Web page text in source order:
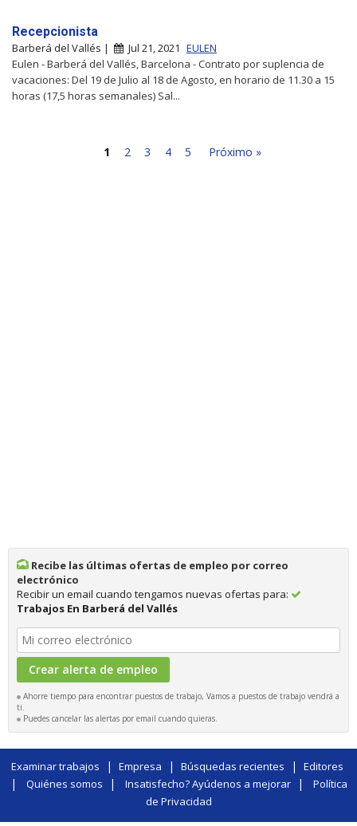
Recepcionista
Barberá del Vallés | Jul 21, 2021 EULEN
Eulen - Barberá del Vallés, Barcelona - Contrato por suplencia de
vacaciones: Del 19 de Julio al 18 de Agosto, en horario de 11.30 a 15
horas (17,5 horas semanales) Sal...
1 2 3 4 5 Próximo »
Recibe las últimas ofertas de empleo por correo
electrónico
Recibir un email cuando tengamos nuevas ofertas para:
Trabajos En Barberá del Vallés
Ahorre tiempo para encontrar puestos de trabajo, Vamos a puestos de trabajo vendrá a
ti.
Puedes cancelar las alertas por email cuando quieras.
Examinar trabajos | Empresa | Búsquedas recientes | Editores
| Quiénes somos | Insatisfecho? Ayúdenos a mejorar|
Política
de Privacidad